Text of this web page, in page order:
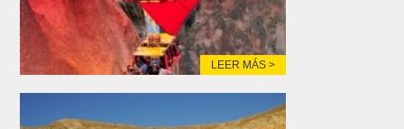
LEER MÁS >